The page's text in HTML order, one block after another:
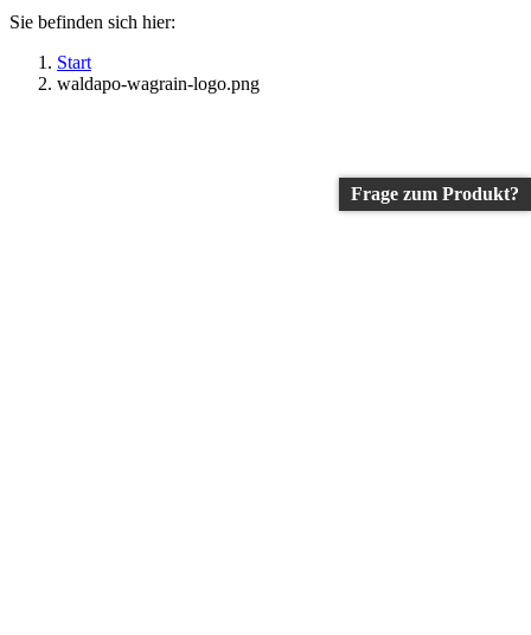
Sie befinden sich hier:
Start
waldapo-wagrain-logo.png
Frage zum Produkt?